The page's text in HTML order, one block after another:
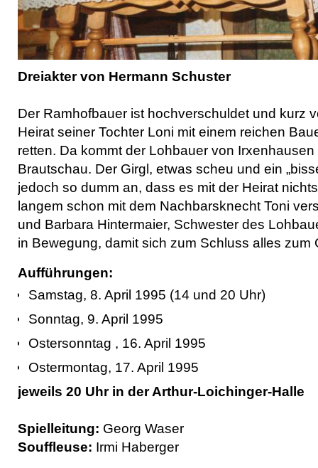
Dreiakter von Hermann Schuster
Der Ramhofbauer ist hochverschuldet und kurz
Heirat seiner Tochter Loni mit einem reichen
retten. Da kommt der Lohbauer von
Brautschau. Der Girgl, etwas scheu und ein
jedoch so dumm an, dass es mit der Heirat
langem schon mit dem Nachbarsknecht Toni
und Barbara Hintermaier, Schwester des
in Bewegung, damit sich zum Schluss alles zum
Aufführungen:
Samstag, 8. April 1995 (14 und 20 Uhr)
Sonntag, 9. April 1995
Ostersonntag , 16. April 1995
Ostermontag, 17. April 1995
jeweils 20 Uhr in der Arthur-Loichinger-Halle
Spielleitung: Georg Waser
Souffleuse: Irmi Haberger